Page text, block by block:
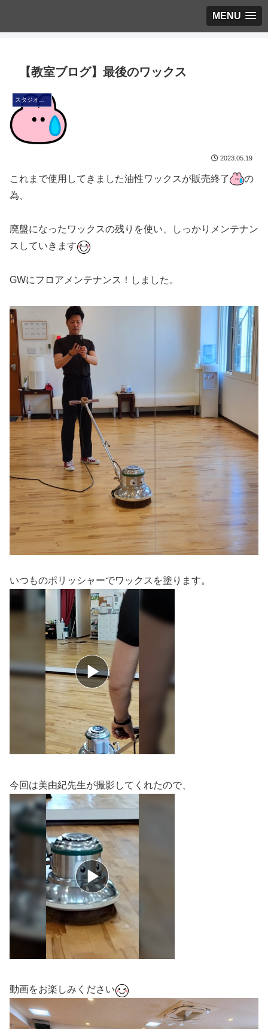
MENU
【教室ブログ】最後のワックス
スタジオ・ブログ
2023.05.19
これまで使用してきました油性ワックスが販売終了
の
為、
廃盤になったワックスの残りを使い、しっかりメンテナン
スしていきます
GWにフロアメンテナンス！しました。
いつものポリッシャーでワックスを塗ります。
今回は美由紀先生が撮影してくれたので、
動画をお楽しみください